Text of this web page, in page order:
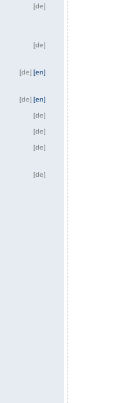
[de]
[de]
[en]
[de]
[en]
[de]
[de]
[de]
[de]
[de]